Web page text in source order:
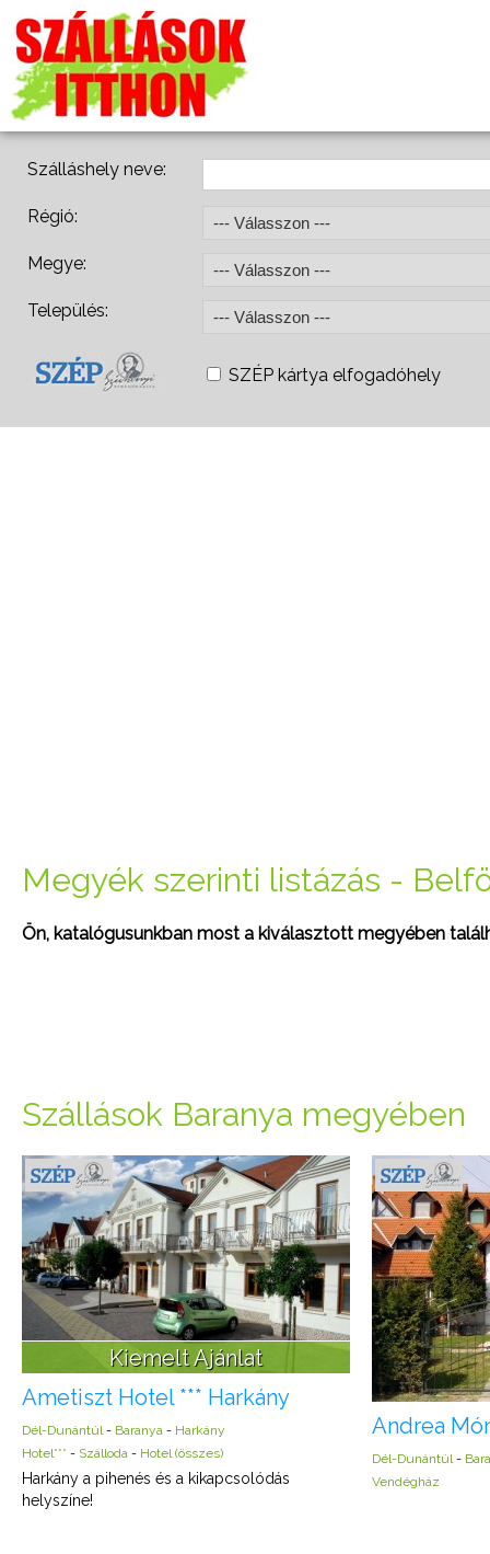
Szálláshely neve:
Régió:
Megye:
Település:
SZÉP kártya elfogadóhely
Megyék szerinti listázás -
Ön, katalógusunkban most a kiválasztott megyében
Szállások Baranya megyében
Kiemelt Ajánlat
Ametiszt Hotel *** Harkány
Dél-Dunántúl- Baranya - Harkány
Hotel*** - Szálloda - Hotel (összes)
Harkány a pihenés és a kikapcsolódás
helyszíne!
Andrea
Dél-Dunántúl-
Vendégház